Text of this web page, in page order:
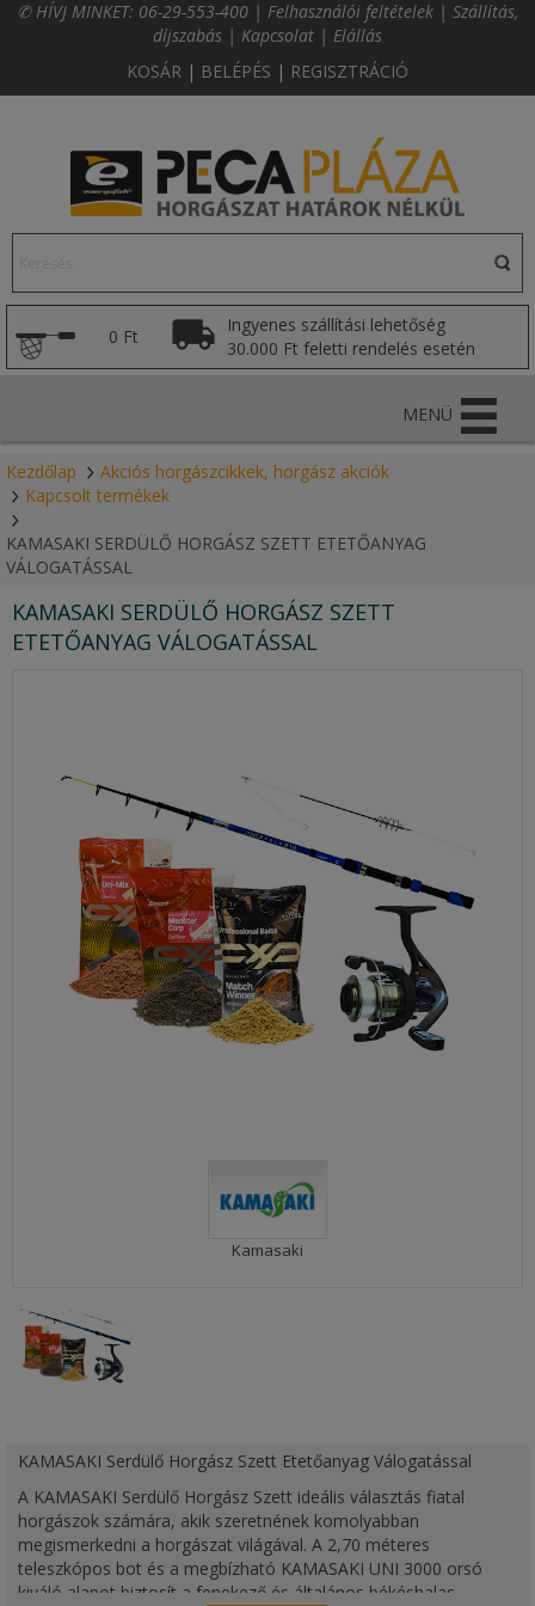
✆ HÍVJ MINKET: 06-29-553-400 | Felhasználói feltételek | Szállítás,
díjszabás | Kapcsolat | Elállás
KOSÁR | BELÉPÉS | REGISZTRÁCIÓ
0 Ft
Ingyenes szállítási lehetőség
30.000 Ft feletti rendelés esetén
MENÜ
Kezdőlap
Akciós horgászcikkek, horgász akciók
Kapcsolt termékek
KAMASAKI SERDÜLŐ HORGÁSZ SZETT ETETŐANYAG
VÁLOGATÁSSAL
KAMASAKI SERDÜLŐ HORGÁSZ SZETT
ETETŐANYAG VÁLOGATÁSSAL
Kamasaki
KAMASAKI Serdülő Horgász Szett Etetőanyag Válogatással
A KAMASAKI Serdülő Horgász Szett ideális választás fiatal
horgászok számára, akik szeretnének komolyabban
megismerkedni a horgászat világával. A 2,70 méteres
teleszkópos bot és a megbízható KAMASAKI UNI 3000 orsó
kiváló alapot biztosít a fenekező és általános békéshalas